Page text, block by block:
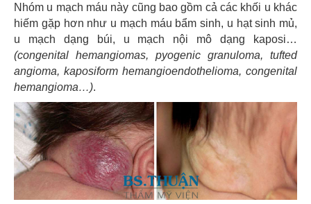
Nhóm u mạch máu này cũng bao gồm cả các khối u khác
hiếm gặp hơn như u mạch máu bẩm sinh, u hạt sinh mủ,
u mạch dạng búi, u mạch nội mô dạng kaposi…
(congenital hemangiomas, pyogenic granuloma, tufted
angioma, kaposiform hemangioendothelioma, congenital
hemangioma…).